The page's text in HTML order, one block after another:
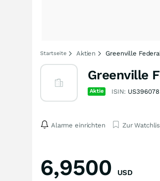
Startseite Aktien Greenville
Greenville
Aktie ISIN:
Alarme einrichten Zur
6,9500 USD